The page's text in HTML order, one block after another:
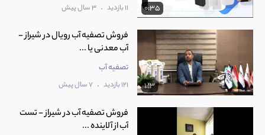
0:35 11 بازدید . 3 سال پیش
1:13
فروش تصفیه آب رویال در شیراز -
آب معدنی یا ...
تصفیه آب
121 بازدید . 7 سال پیش
فروش تصفیه آب در شیراز - تست
آب از آلاینده ...